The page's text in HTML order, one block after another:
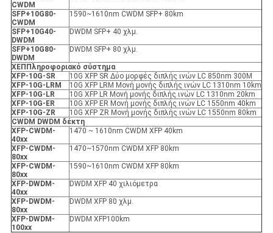
CWDM
SFP+10G80-
CWDM
1590~1610nm CWDM SFP+ 80km
SFP+10G40-
DWDM
DWDM SFP+ 40 χλμ.
SFP+10G80-
DWDM
DWDM SFP+ 80 χλμ.
XΕΠ Πληροφοριακό σύστημα
XFP-10G-SR
10G XFP SR Δύο μορφές διπλής ινών LC 850nm 300M
XFP-10G-LRM
10G XFP LRM Μονή μονής διπλής ινών LC 1310nm 10km
XFP-10G-LR
10G XFP LR Μονή μονής διπλής ινών LC 1310nm 20km
XFP-10G-ER
10G XFP ER Μονή μονής διπλής ινών LC 1550nm 40km
XFP-10G-ZR
10G XFP ZR Μονή μονής διπλής ινών LC 1550nm 80km
CWDM DWDM δέκτη
XFP-CWDM-
40xx
1470 ~ 1610nm CWDM XFP 40km
XFP-CWDM-
80xx
1470~1570nm CWDM XFP 80km
XFP-CWDM-
80xx
1590~1610nm CWDM XFP 80km
XFP- DWDM-
40xx
DWDM XFP 40 χιλιόμετρα
XFP- DWDM-
80xx
DWDM XFP 80 χλμ.
XFP- DWDM-
100xx
DWDM XFP100km